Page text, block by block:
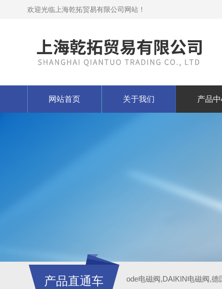
欢迎光临上海乾拓贸易有限公司网站！
网站首页 关于我们 产品
产品直通车 ode电磁阀,DAIKIN电磁阀,